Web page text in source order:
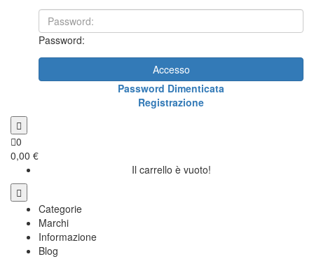
Password:
Accesso
Password Dimenticata
Registrazione
0
0,00 €
Il carrello è vuoto!
Categorie
Marchi
Informazione
Blog